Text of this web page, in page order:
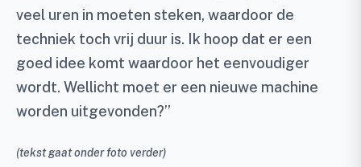
veel uren in moeten steken, waardoor de
techniek toch vrij duur is. Ik hoop dat er een
goed idee komt waardoor het eenvoudiger
wordt. Wellicht moet er een nieuwe machine
worden uitgevonden?”
(tekst gaat onder foto verder)